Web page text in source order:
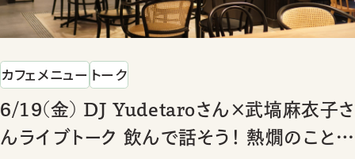
カフェメニュー トーク
6/19(金) DJ Yudetaroさん×武塙麻衣子さ
んライブトーク 飲んで話そう！ 熱燗のこと、